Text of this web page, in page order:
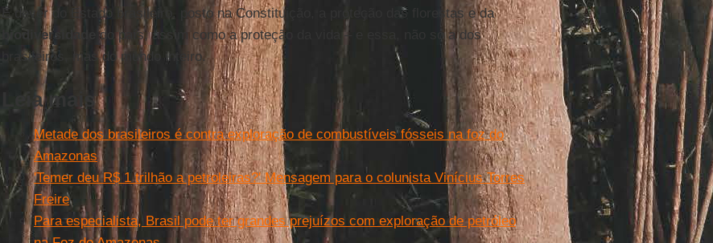
É dever do Estado brasileiro, posto na Constituição, a proteção das florestas e da
biodiversidade
do país, assim como a proteção da vida – e essa, não só a dos
brasileiros, mas do mundo inteiro.
Leia mais
Metade dos brasileiros é contra exploração de combustíveis fósseis na foz do
Amazonas
'Temer deu R$ 1 trilhão a petroleiras?' Mensagem para o colunista Vinícius Torres
Freire
Para especialista, Brasil pode ter grandes prejuízos com exploração de petróleo